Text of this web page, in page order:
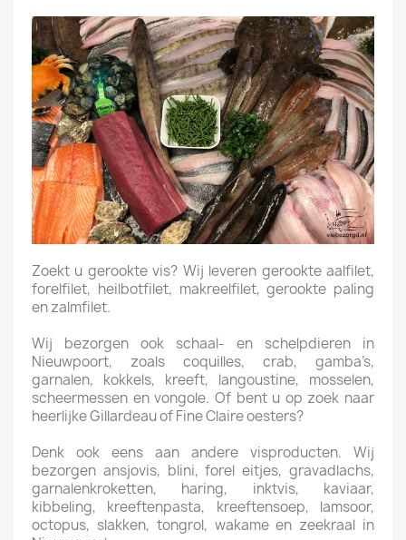
Zoekt u gerookte vis? Wij leveren gerookte aalfilet,
forelfilet, heilbotfilet, makreelfilet, gerookte paling
en zalmfilet.
Wij bezorgen ook schaal- en schelpdieren in
Nieuwpoort, zoals coquilles, crab, gamba’s,
garnalen, kokkels, kreeft, langoustine, mosselen,
scheermessen en vongole. Of bent u op zoek naar
heerlijke Gillardeau of Fine Claire oesters?
Denk ook eens aan andere visproducten. Wij
bezorgen ansjovis, blini, forel eitjes, gravadlachs,
garnalenkroketten, haring, inktvis, kaviaar,
kibbeling, kreeftenpasta, kreeftensoep, lamsoor,
octopus, slakken, tongrol, wakame en zeekraal in